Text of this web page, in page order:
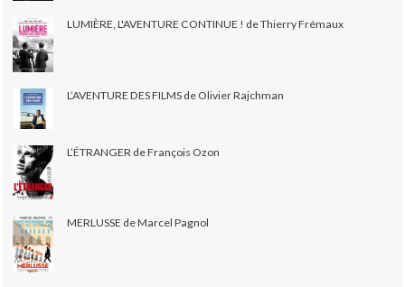
LUMIÈRE, L'AVENTURE CONTINUE ! de Thierry Frémaux
L’AVENTURE DES FILMS de Olivier Rajchman
L’ÉTRANGER de François Ozon
MERLUSSE de Marcel Pagnol